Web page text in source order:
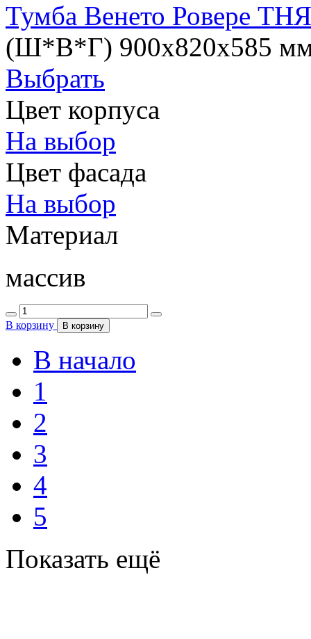
Тумба Венето Ровере
(Ш*В*Г) 900х820х585
Выбрать
Цвет корпуса
На выбор
Цвет фасада
На выбор
Материал
массив
В корзину В корзину
В начало
1
2
3
4
5
Показать ещё